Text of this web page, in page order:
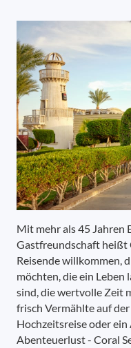
Mit mehr als 45 Jahren
Gastfreundschaft heißt
Reisende willkommen,
möchten, die ein Leben
sind, die wertvolle Zeit
frisch Vermählte auf
Hochzeitsreise oder
Abenteuerlust - Coral